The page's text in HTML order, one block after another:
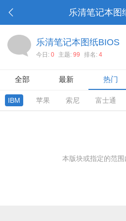
乐清笔记本图
乐清笔记本图纸BIOS
今日: 0 主题: 99 排名: 4
全部 最新 热门
IBM 苹果 索尼 富士通
本版块或指定的范